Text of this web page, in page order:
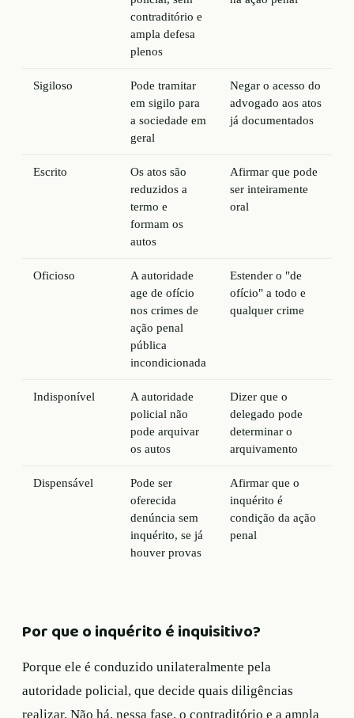
contraditório e
ampla defesa
plenos
Sigiloso
Pode tramitar
em sigilo para
a sociedade em
geral
Negar o acesso do
advogado aos atos
já documentados
Escrito
Os atos são
reduzidos a
termo e
formam os
autos
Afirmar que pode
ser inteiramente
oral
Oficioso
A autoridade
age de ofício
nos crimes de
ação penal
pública
incondicionada
Estender o "de
ofício" a todo e
qualquer crime
Indisponível
A autoridade
policial não
pode arquivar
os autos
Dizer que o
delegado pode
determinar o
arquivamento
Dispensável
Pode ser
oferecida
denúncia sem
inquérito, se já
houver provas
Afirmar que o
inquérito é
condição da ação
penal
Por que o inquérito é inquisitivo?
Porque ele é conduzido unilateralmente pela
autoridade policial, que decide quais diligências
realizar. Não há, nessa fase, o contraditório e a ampla